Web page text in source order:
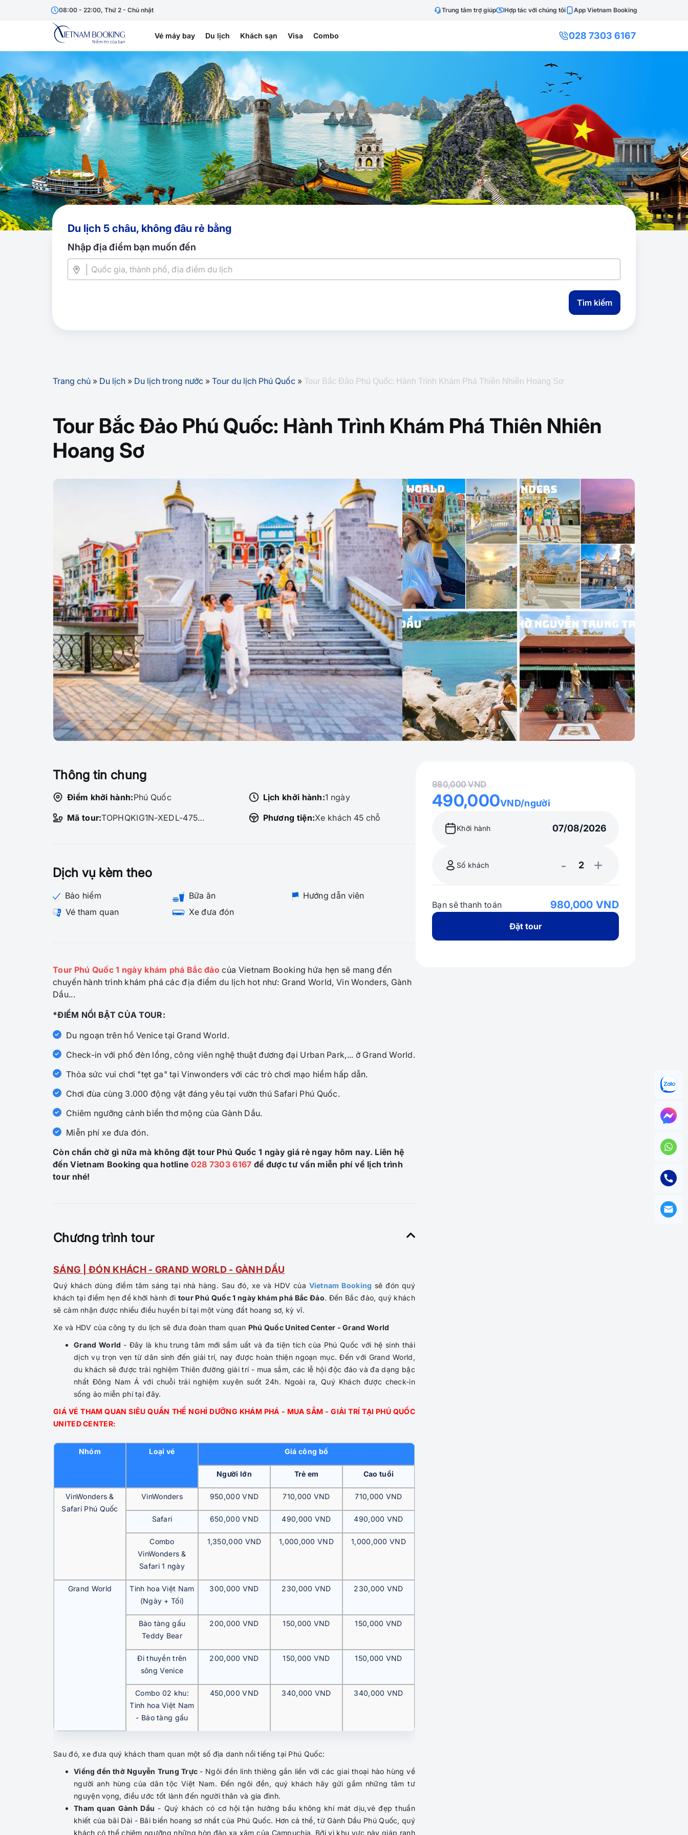
08:00 - 22:00, Thứ 2 - Chủ nhật Trung tâm trợ giúp Hợp tác với chúng tôi App Vietnam Booking
Vé máy bay Du lịch Khách sạn Visa Combo 028 7303 6167
Du lịch 5 châu, không đâu rẻ bằng
Nhập địa điểm bạn muốn đến
Tìm kiếm
Trang chủ » Du lịch » Du lịch trong nước » Tour du lịch Phú Quốc » Tour Bắc Đảo Phú Quốc: Hành Trình Khám Phá Thiên Nhiên Hoang Sơ
Tour Bắc Đảo Phú Quốc: Hành Trình Khám Phá Thiên Nhiên
Hoang Sơ
Thông tin chung
Điểm khởi hành:Phú Quốc Lịch khởi hành:1 ngày
Mã tour:
TOPHQKIG1N-XEDL-475008 Phương tiện:Xe khách 45 chỗ
Dịch vụ kèm theo
Bảo hiểm Bữa ăn
Hướng dẫn viên
Vé tham quan
Xe đưa đón
Tour Phú Quốc 1 ngày khám phá Bắc đảo của Vietnam Booking hứa hẹn sẽ mang đến
chuyến hành trình khám phá các địa điểm du lịch hot như: Grand World, Vin Wonders, Gành
Dầu...
*ĐIỂM NỔI BẬT CỦA TOUR:
Du ngoạn trên hồ Venice tại Grand World.
Check-in với phố đèn lồng, công viên nghệ thuật đương đại Urban Park,... ở Grand World.
Thỏa sức vui chơi "tẹt ga" tại Vinwonders với các trò chơi mạo hiểm hấp dẫn.
Chơi đùa cùng 3.000 động vật đáng yêu tại vườn thú Safari Phú Quốc.
Chiêm ngưỡng cảnh biển thơ mộng của Gành Dầu.
Miễn phí xe đưa đón.
Còn chần chờ gì nữa mà không đặt tour Phú Quốc 1 ngày giá rẻ ngay hôm nay. Liên hệ
đến Vietnam Booking qua hotline 028 7303 6167 để được tư vấn miễn phí về lịch trình
tour nhé!
Chương trình tour
SÁNG | ĐÓN KHÁCH - GRAND WORLD - GÀNH DẦU
Quý khách dùng điểm tâm sáng tại nhà hàng. Sau đó, xe và HDV của Vietnam Booking sẽ đón quý
khách tại điểm hẹn để khởi hành đi tour Phú Quốc 1 ngày khám phá Bắc Đảo. Đến Bắc đảo, quý khách
sẽ cảm nhận được nhiều điều huyền bí tại một vùng đất hoang sơ, kỳ vĩ.
Xe và HDV của công ty du lịch sẽ đưa đoàn tham quan Phú Quốc United Center - Grand World
Grand World - Đây là khu trung tâm mới sầm uất và đa tiện tích của Phú Quốc với hệ sinh thái
dịch vụ trọn vẹn từ dân sinh đến giải trí, nay được hoàn thiện ngoạn mục. Đến với Grand World,
du khách sẽ được trải nghiệm Thiên đường giải trí - mua sắm, các lễ hội độc đáo và đa dạng bậc
nhất Đông Nam Á với chuỗi trải nghiệm xuyên suốt 24h. Ngoài ra, Quý Khách được check-in
sống ảo miễn phí tại đây.
GIÁ VÉ THAM QUAN SIÊU QUẦN THỂ NGHỈ DƯỠNG KHÁM PHÁ - MUA SẮM - GIẢI TRÍ TẠI PHÚ QUỐC
UNITED CENTER:
Nhóm Loại vé Giá công bố
Người lớn Trẻ em Cao tuổi
VinWonders &
Safari Phú Quốc
VinWonders 950,000 VND 710,000 VND 710,000 VND
Safari 650,000 VND 490,000 VND 490,000 VND
Combo
VinWonders &
Safari 1 ngày
1,350,000 VND 1,000,000 VND 1,000,000 VND
Grand World
Tinh hoa Việt Nam
(Ngày + Tối)
300,000 VND 230,000 VND 230,000 VND
Bảo tàng gấu
Teddy Bear
200,000 VND 150,000 VND 150,000 VND
Đi thuyền trên
sông Venice
200,000 VND 150,000 VND 150,000 VND
Combo 02 khu:
Tinh hoa Việt Nam
- Bảo tàng gấu
450,000 VND 340,000 VND 340,000 VND
Sau đó, xe đưa quý khách tham quan một số địa danh nổi tiếng tại Phú Quốc:
Viếng đền thờ Nguyễn Trung Trực - Ngôi đền linh thiêng gắn liền với các giai thoại hào hùng về
người anh hùng của dân tộc Việt Nam. Đến ngôi đền, quý khách hãy gửi gắm những tâm tư
nguyện vọng, điều ước tốt lành đến người thân và gia đình.
Tham quan Gành Dầu - Quý khách có cơ hội tận hưởng bầu không khí mát dịu,vẻ đẹp thuần
khiết của bãi Dài - Bãi biển hoang sơ nhất của Phú Quốc. Hơn cả thể, từ Gành Dầu Phú Quốc, quý
khách có thể chiêm ngưỡng những hòn đảo xa xăm của Campuchia. Bởi vì khu vực này giáp ranh
980,000 VND
490,000VND/người
Khởi hành
Số khách - +
Bạn sẽ thanh toán 980,000 VND
Đặt tour